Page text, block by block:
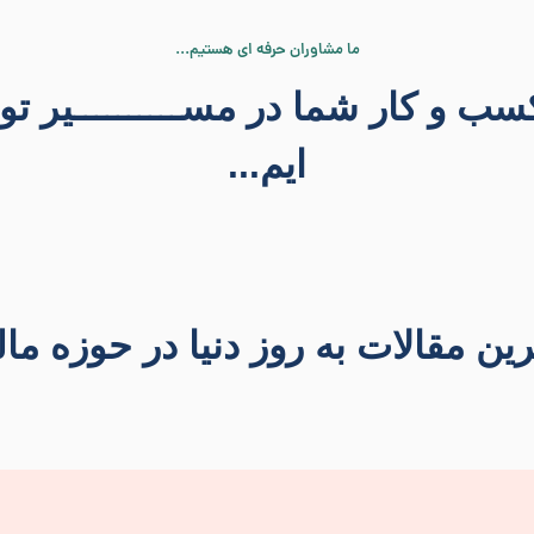
ما مشاوران حرفه ای هستیم...
و کار شما در مســــــــــیر
ایم...
مقالات به روز دنیا در حوزه